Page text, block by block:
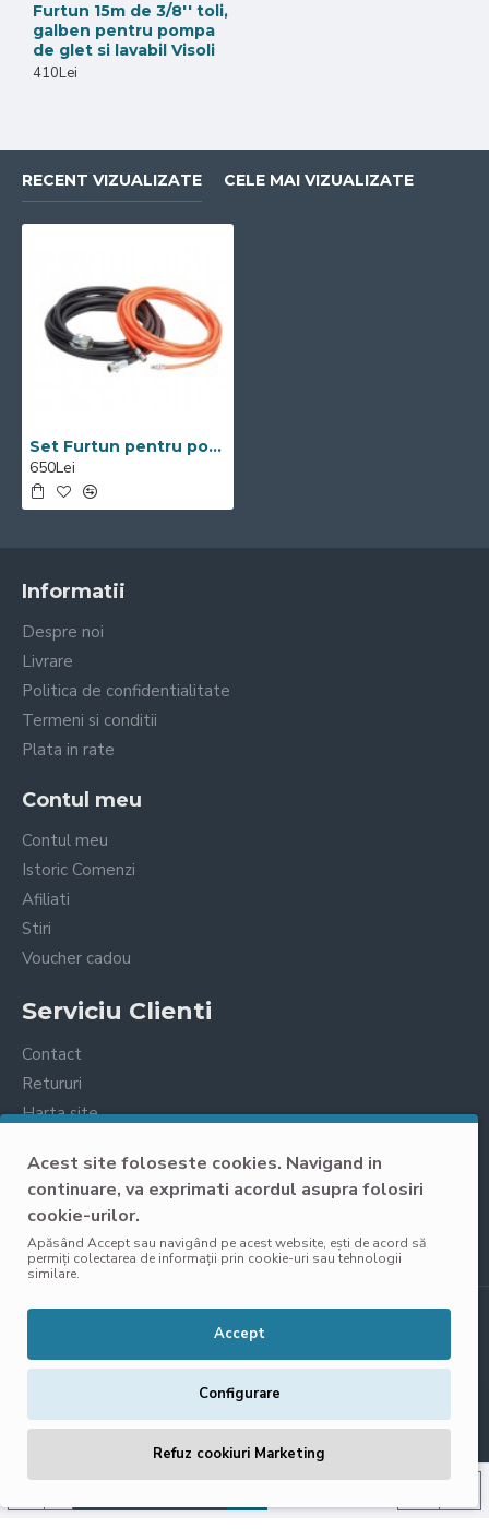
Acest site foloseste cookies. Navigand in
continuare, va exprimati acordul asupra folosiri
cookie-urilor.
Apăsând Accept sau navigând pe acest website, ești de acord să
permiți colectarea de informații prin cookie-uri sau tehnologii
similare.
Accept
Configurare
Refuz cookiuri Marketing
Furtun 15m de 3/8'' toli,
galben pentru pompa
de glet si lavabil Visoli
410Lei
RECENT VIZUALIZATE CELE MAI VIZUALIZATE
Set Furtun pentru pompa de glet Visoli cu 2 compresoare incorporate
650Lei
Informatii
Despre noi
Livrare
Politica de confidentialitate
Termeni si conditii
Plata in rate
Contul meu
Contul meu
Istoric Comenzi
Afiliati
Stiri
Voucher cadou
Serviciu Clienti
Contact
Retururi
Harta site